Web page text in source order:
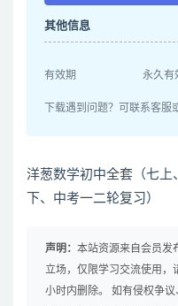
其他信息
有效期 永久有
下载遇到问题？可联系客服
洋葱数学初中全套（七
下、中考一二轮复习）
声明： 本站资源来自会员发
立场，仅限学习交流使用
小时内删除。 如有侵权争